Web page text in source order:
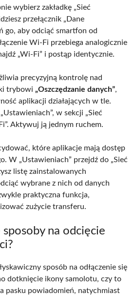
wybierz zakładkę „Sieć
przełącznik „Dane
go, aby odciąć smartfon od
Wi-Fi przebiega analogicznie
„Wi-Fi” i postąp identycznie.
precyzyjną kontrolę nad
trybowi „Oszczędzanie danych”,
aplikacji działających w tle.
w sekcji „Sieć
Aktywuj ją jednym ruchem.
które aplikacje mają dostęp
W „Ustawieniach” przejdź do „Sieć
listę zainstalowanych
wybrane z nich od danych
praktyczna funkcja,
zużycie transferu.
na odcięcie
sposób na odłączenie się
dotknięcie ikony samolotu, czy to
pasku powiadomień, natychmiast